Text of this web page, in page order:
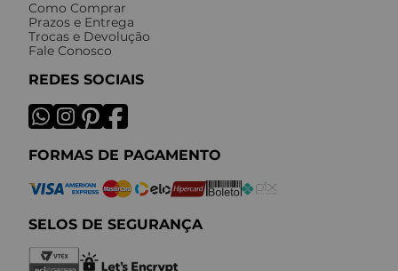
Como Comprar
Prazos e Entrega
Trocas e Devolução
Fale Conosco
REDES SOCIAIS
FORMAS DE PAGAMENTO
SELOS DE SEGURANÇA